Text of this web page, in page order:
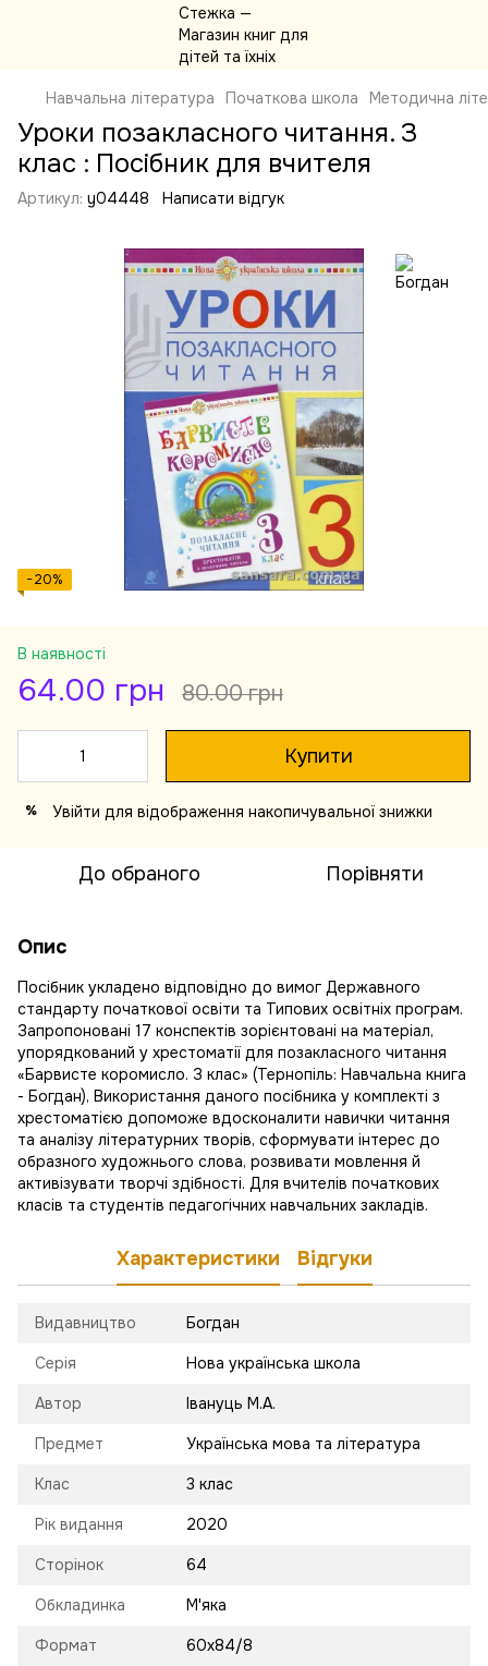
Навчальна література Початкова школа Методична
Уроки позакласного читання. З
клас : Посібник для вчителя
Артикул: y04448 Написати відгук
−20%
В наявності
64.00 грн 80.00 грн
Купити
% Увійти для відображення накопичувальної знижки
До обраного Порівняти
Опис
Посібник укладено відповідно до вимог Державного
стандарту початкової освіти та Типових освітніх програм.
Запропоновані 17 конспектів зорієнтовані на матеріал,
упорядкований у хрестоматії для позакласного читання
«Барвисте коромисло. З клас» (Тернопіль: Навчальна книга
- Богдан), Використання даного посібника у комплекті з
хрестоматією допоможе вдосконалити навички читання
та аналізу літературних творів, сформувати інтерес до
образного художнього слова, розвивати мовлення й
активізувати творчі здібності. Для вчителів початкових
класів та студентів педагогічних навчальних закладів.
Характеристики Відгуки
Видавництво Богдан
Серія Нова українська школа
Автор Івануць М.А.
Предмет Українська мова та література
Клас 3 клас
Рік видання 2020
Сторінок 64
Обкладинка М'яка
Формат 60х84/8